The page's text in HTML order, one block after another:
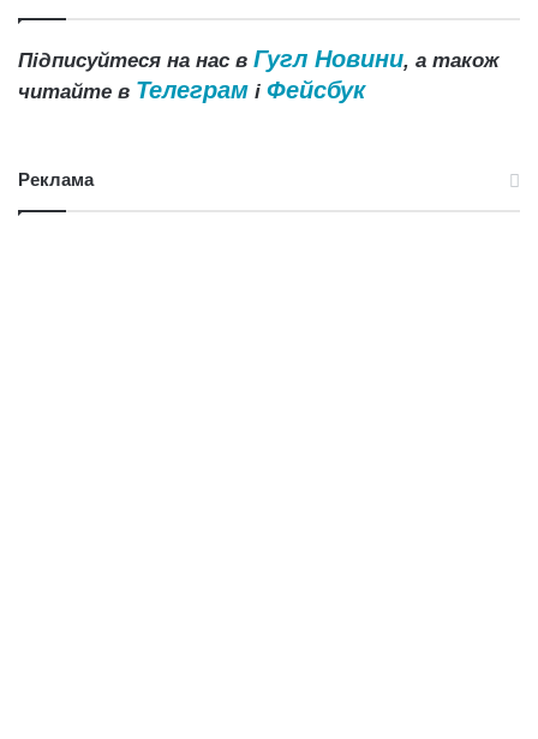
Підписуйтеся на нас в Гугл Новини, а також
читайте в Телеграм і Фейсбук
Реклама